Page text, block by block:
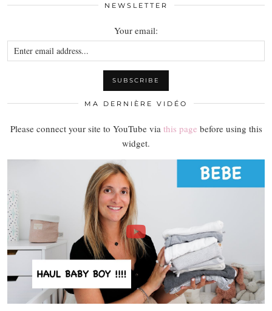
NEWSLETTER
Your email:
MA DERNIÈRE VIDÉO
Please connect your site to YouTube via this page before using this
widget.